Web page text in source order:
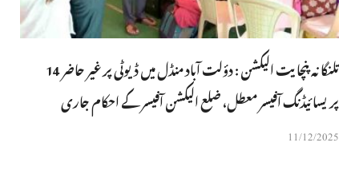
تلنگانہ پنچایت الیکشن : دؤلت آباد منڈل میں ڈیوٹی پر غیر حاضر 14
پریسائیڈنگ آفیسر معطل، ضلع الیکشن آفیسر کے احکام جاری
11/12/2025